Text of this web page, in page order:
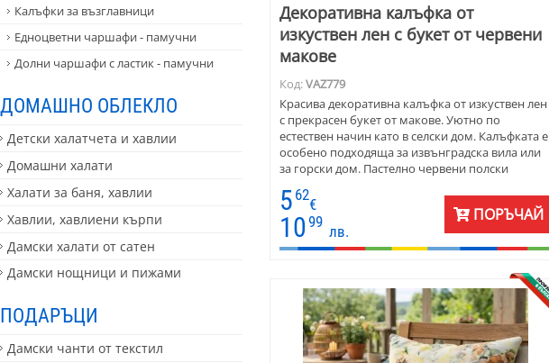
Калъфки за възглавници
Едноцветни чаршафи - памучни
Долни чаршафи с ластик - памучни
ДОМАШНО ОБЛЕКЛО
Детски халатчета и хавлии
Домашни халати
Халати за баня, хавлии
Хавлии, хавлиени кърпи
Дамски халати от сатен
Дамски нощници и пижами
ПОДАРЪЦИ
Дамски чанти от текстил
Декоративна калъфка от
изкуствен лен с букет от червени
макове
Код:VAZ779
Красива декоративна калъфка от изкуствен лен
с прекрасен букет от макове. Уютно по
естествен начин като в селски дом. Калъфката е
особено подходяща за извънградска вила или
за горски дом. Пастелно червени полски
топла комбинация от цветове и форми.
5 62
€
1099
лв.
ПОРЪЧАЙ